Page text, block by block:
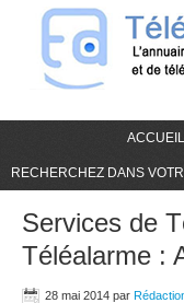
ACCUEIL
RECHERCHEZ DANS
Services de
Téléalarme :
28 mai 2014 par